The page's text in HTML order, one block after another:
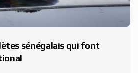
sénégalais qui font